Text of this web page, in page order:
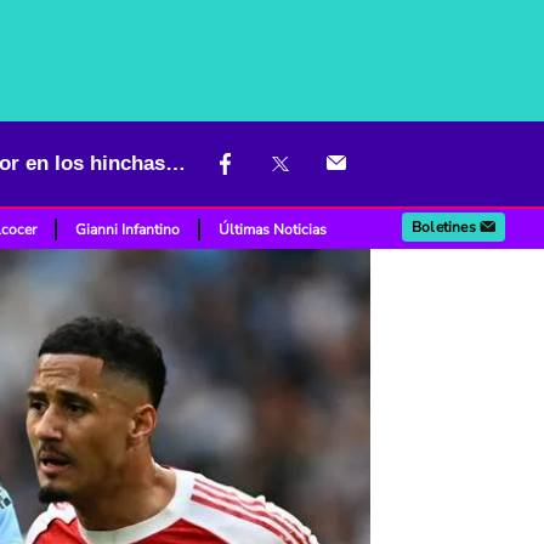
Se viene el partido más importante de la Premier League y hay temor en los hinchas del Arsenal
Gianni Infantino Últimas Noticias Boletines